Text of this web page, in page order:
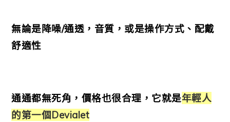
無論是降噪/通透，音質，或是操作方式、配戴
舒適性
通通都無死角，價格也很合理， 它就是年輕人
的第一個Devialet